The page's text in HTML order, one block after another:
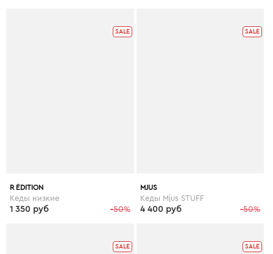
SALE
R ÉDITION
Кеды низкие
-50%
1 350 руб
SALE
MJUS
Кеды Mjus STUFF
-50%
4 400 руб
SALE SALE